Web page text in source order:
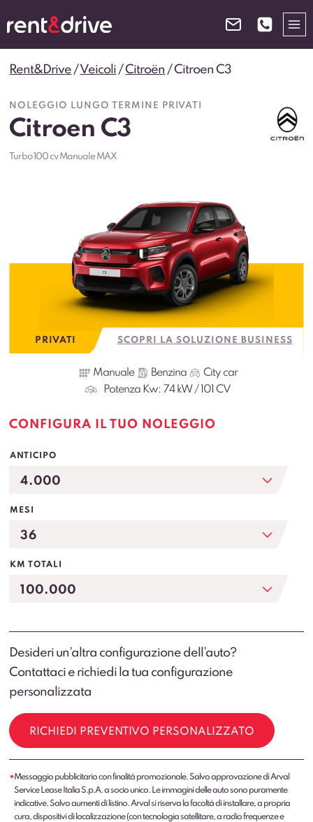
al
contenuto
Rent&Drive /Veicoli /Citroën /Citroen C3
NOLEGGIO LUNGO TERMINE PRIVATI
Citroen C3
Turbo 100 cv Manuale MAX
PRIVATI SCOPRI LA SOLUZIONE BUSINESS
Manuale Benzina
City car
Potenza Kw: 74 kW / 101 CV
CONFIGURA IL TUO NOLEGGIO
ANTICIPO
MESI
KM TOTALI
Desideri un’altra configurazione dell’auto?
Contattaci e richiedi la tua configurazione
personalizzata
RICHIEDI PREVENTIVO PERSONALIZZATO
*Messaggio pubblicitario con finalità promozionale. Salvo approvazione di Arval
Service Lease Italia S.p.A. a socio unico. Le immagini delle auto sono puramente
indicative. Salvo aumenti di listino. Arval si riserva la facoltà di installare, a propria
cura, dispositivi di localizzazione (con tecnologia satellitare, a radio frequenze e